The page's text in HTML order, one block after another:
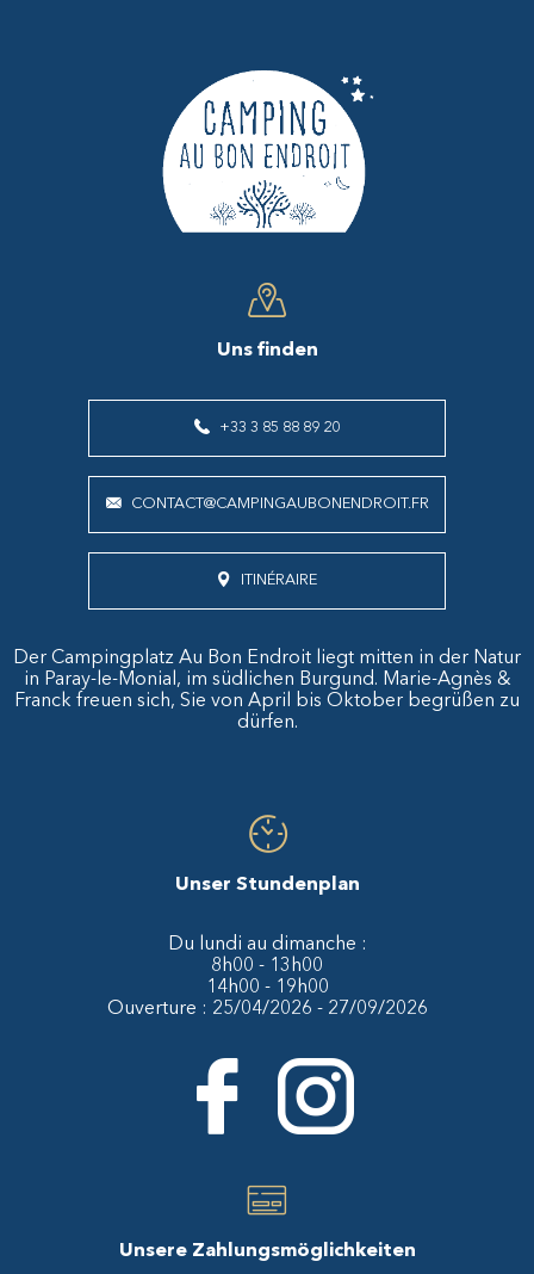
Uns finden
+33 3 85 88 89 20
CONTACT@CAMPINGAUBONENDROIT.FR
ITINÉRAIRE
Der Campingplatz Au Bon Endroit liegt mitten in der Natur
in Paray-le-Monial, im südlichen Burgund. Marie-Agnès &
Franck freuen sich, Sie von April bis Oktober begrüßen zu
dürfen.
Unser Stundenplan
Du lundi au dimanche :
8h00 - 13h00
14h00 - 19h00
Ouverture : 25/04/2026 - 27/09/2026
Unsere Zahlungsmöglichkeiten